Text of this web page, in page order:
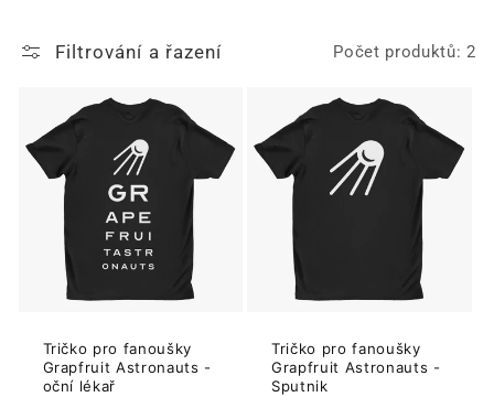
c
:
Filtrování a řazení Počet produktů: 2
Tričko pro fanoušky
Grapfruit Astronauts -
oční lékař
Tričko pro fanoušky
Grapfruit Astronauts -
Sputnik